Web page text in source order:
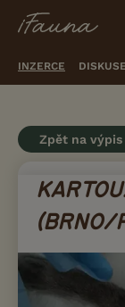
INZERCE DISKUSE
Zpět na
(BRNO/